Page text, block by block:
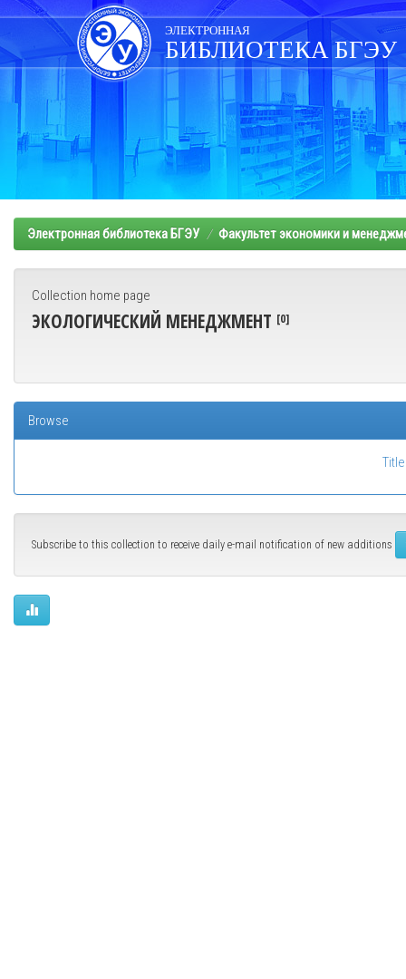
Skip
navigation
ЭЛЕКТРОННАЯ
БИБЛИОТЕКА БГЭУ
Электронная библиотека БГЭУ Факультет экономики и
Collection home page
ЭКОЛОГИЧЕСКИЙ МЕНЕДЖМЕНТ [0]
Browse
Title
Subscribe to this collection to receive daily e-mail notification of new additions